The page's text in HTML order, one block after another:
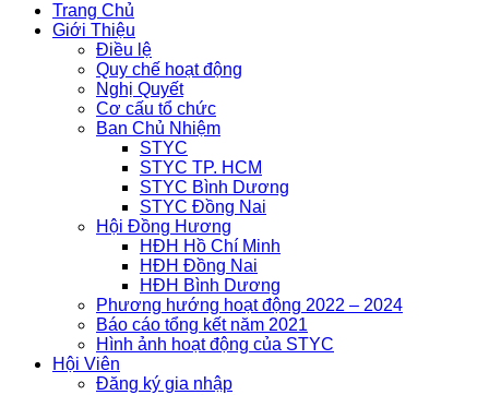
Trang Chủ
Giới Thiệu
Điều lệ
Quy chế hoạt động
Nghị Quyết
Cơ cấu tổ chức
Ban Chủ Nhiệm
STYC
STYC TP. HCM
STYC Bình Dương
STYC Đồng Nai
Hội Đồng Hương
HĐH Hồ Chí Minh
HĐH Đồng Nai
HĐH Bình Dương
Phương hướng hoạt động 2022 – 2024
Báo cáo tổng kết năm 2021
Hình ảnh hoạt động của STYC
Hội Viên
Đăng ký gia nhập